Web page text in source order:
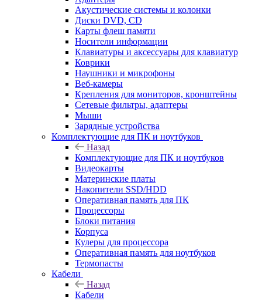
Акустические системы и колонки
Диски DVD, CD
Карты флеш памяти
Носители информации
Клавиатуры и аксессуары для клавиатур
Коврики
Наушники и микрофоны
Веб-камеры
Крепления для мониторов, кронштейны
Сетевые фильтры, адаптеры
Мыши
Зарядные устройства
Комплектующие для ПК и ноутбуков
Назад
Комплектующие для ПК и ноутбуков
Видеокарты
Материнские платы
Накопители SSD/HDD
Оперативная память для ПК
Процессоры
Блоки питания
Корпуса
Кулеры для процессора
Оперативная память для ноутбуков
Термопасты
Кабели
Назад
Кабели